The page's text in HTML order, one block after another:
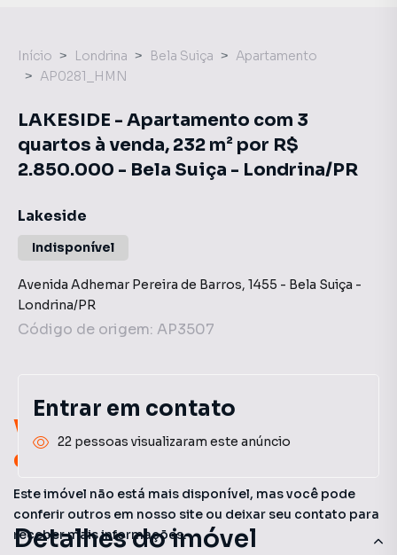
Você pode encontrar novas
oportunidades!
Este imóvel não está mais disponível, mas você pode
conferir outros em nosso site ou deixar seu contato para
receber mais informações.
Detalhes do imóvel
Início Londrina Bela Suiça
Apartamento
AP0281_HMN
LAKESIDE - Apartamento com 3
quartos à venda, 232 m² por R$
2.850.000 - Bela Suiça - Londrina/PR
Lakeside
Indisponível
Avenida Adhemar Pereira de Barros, 1455 - Bela Suiça -
Londrina/PR
Código de origem: AP3507
Entrar em contato
22 pessoas visualizaram este anúncio